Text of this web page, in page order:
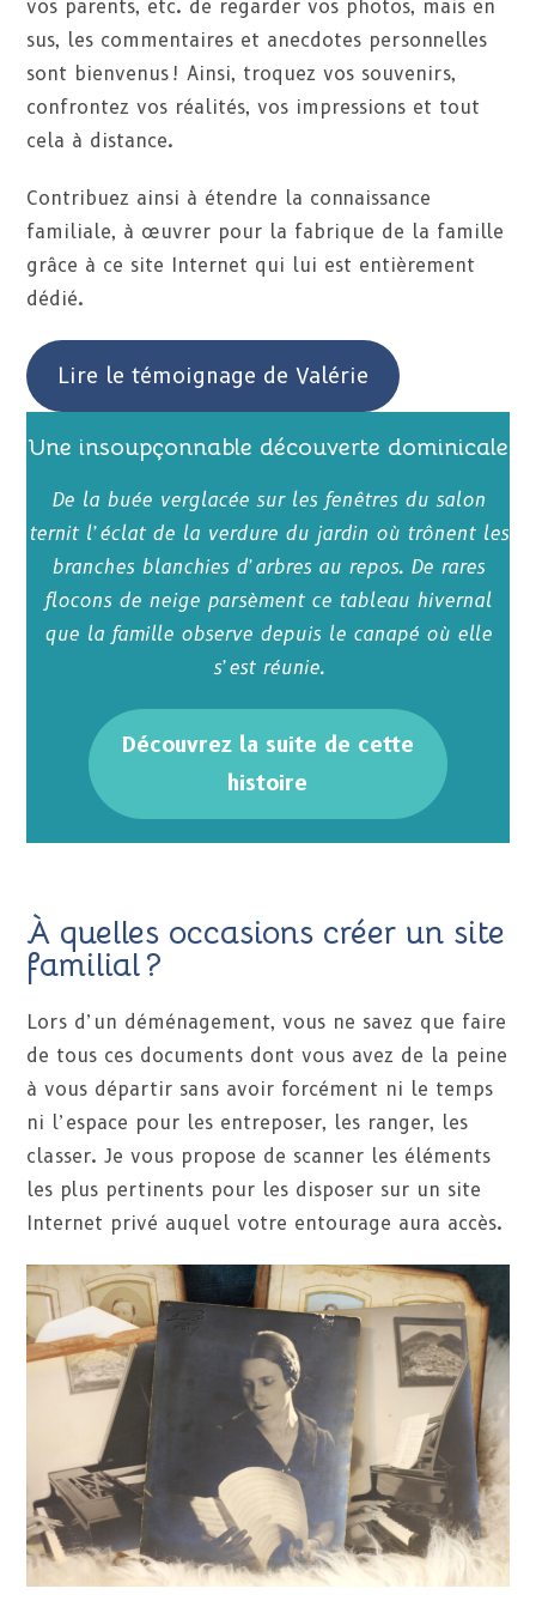
vos parents, etc. de regarder vos photos, mais en
sus, les commentaires et anecdotes personnelles
sont bienvenus ! Ainsi, troquez vos souvenirs,
confrontez vos réalités, vos impressions et tout
cela à distance.
Contribuez ainsi à étendre la connaissance
familiale, à œuvrer pour la fabrique de la famille
grâce à ce site Internet qui lui est entièrement
dédié.
Lire le témoignage de Valérie
Une insoupçonnable découverte dominicale
De la buée verglacée sur les fenêtres du salon
ternit l’éclat de la verdure du jardin où trônent les
branches blanchies d’arbres au repos. De rares
flocons de neige parsèment ce tableau hivernal
que la famille observe depuis le canapé où elle
s’est réunie.
Découvrez la suite de cette
histoire
À quelles occasions créer un site
familial ?
Lors d’un déménagement, vous ne savez que faire
de tous ces documents dont vous avez de la peine
à vous départir sans avoir forcément ni le temps
ni l’espace pour les entreposer, les ranger, les
classer. Je vous propose de scanner les éléments
les plus pertinents pour les disposer sur un site
Internet privé auquel votre entourage aura accès.